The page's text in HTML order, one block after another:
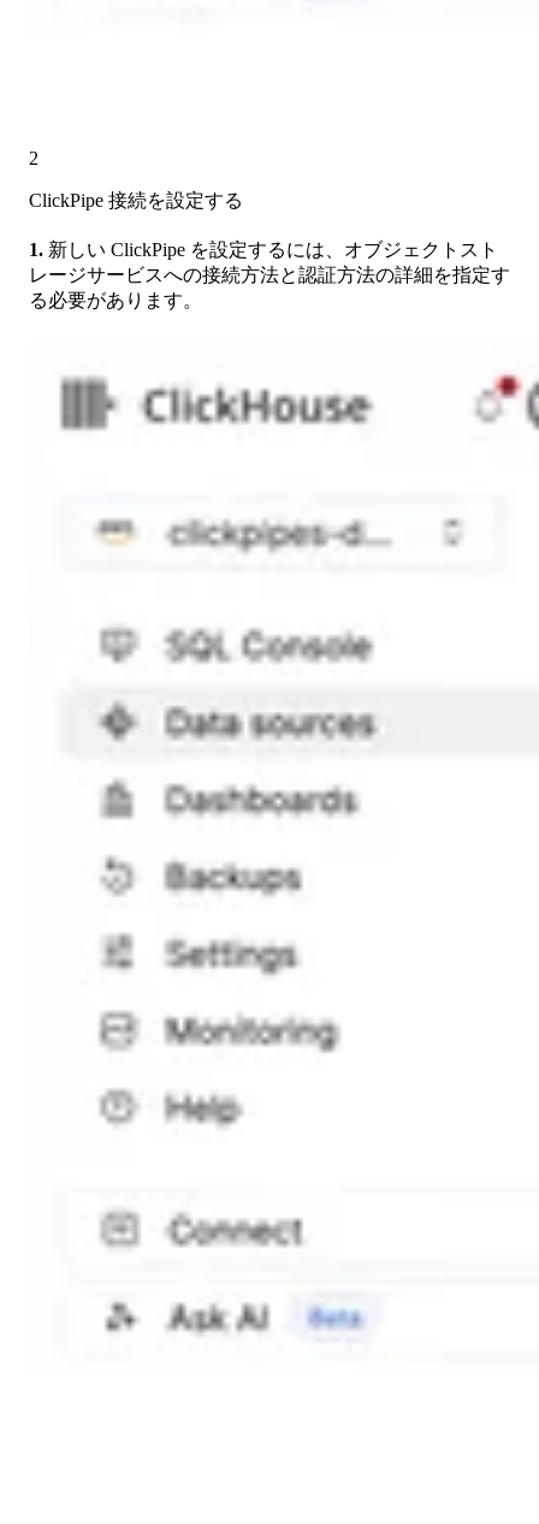
2
ClickPipe 接続を設定する
1. 新しい ClickPipe を設定するには、オブジェクトスト
レージサービスへの接続方法と認証方法の詳細を指定す
る必要があります。